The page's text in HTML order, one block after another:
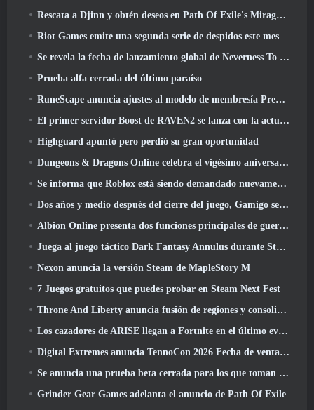
Rescata a Djinn y obtén deseos en Path Of Exile's Mirage League
Riot Games emite una segunda serie de despidos este mes
Se revela la fecha de lanzamiento global de Neverness To Everness
Prueba alfa cerrada del último paraíso
RuneScape anuncia ajustes al modelo de membresía Premier para tener en cuenta los cambios recientes en el MMORPG
El primer servidor Boost de RAVEN2 se lanza con la actualización de hoy
Highguard apuntó pero perdió su gran oportunidad
Dungeons & Dragons Online celebra el vigésimo aniversario de Natural con misiones y recompensas especiales
Se informa que Roblox está siendo demandado nuevamente por “prácticas que ponen en peligro y explotan a los niños”
Dos años y medio después del cierre del juego, Gamigo se burla del regreso del MMO medieval Glory Victis
Albion Online presenta dos funciones principales de guerra de facciones en la actualización Realm Divided Part II
Juega al juego táctico Dark Fantasy Annulus durante Steam Next Fest
Nexon anuncia la versión Steam de MapleStory M
7 Juegos gratuitos que puedes probar en Steam Next Fest
Throne And Liberty anuncia fusión de regiones y consolidación de servidores
Los cazadores de ARISE llegan a Fortnite en el último evento de colaboración
Digital Extremes anuncia TennoCon 2026 Fecha de venta de entradas
Se anuncia una prueba beta cerrada para los que toman tiempo en juegos de disparos en tercera persona
Grinder Gear Games adelanta el anuncio de Path Of Exile